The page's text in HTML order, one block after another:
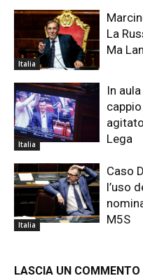
Italia
La
Ma
Italia
In
Lega
Italia
Caso
l’uso
M5S
LASCIA UN COMMENTO